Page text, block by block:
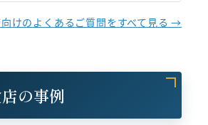
けのよくあるご質問をすべて見る →
の事例